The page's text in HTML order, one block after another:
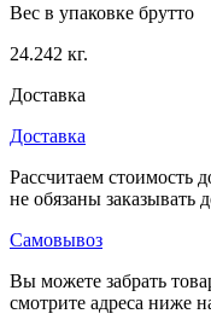
Вес в упаковке брутто
24.242 кг.
Доставка
Доставка
Рассчитаем стоимость
не обязаны заказывать
Самовывоз
Вы можете забрать
смотрите адреса ниже